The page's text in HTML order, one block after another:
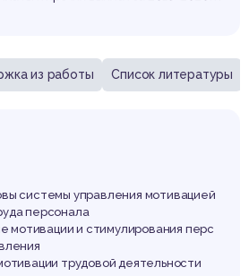
из работы Список литературы
системы управления мотивацией
персонала
мотивации и стимулирования перс
трудовой деятельности